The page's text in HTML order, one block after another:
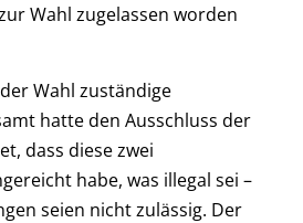
Wahl zugelassen worden
Wahl zuständige
hatte den Ausschluss der
dass diese zwei
habe, was illegal sei –
seien nicht zulässig. Der